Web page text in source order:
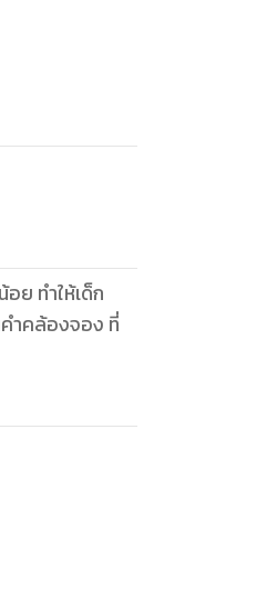
ย ทำให้เด็ก
คำคล้องจอง ที่